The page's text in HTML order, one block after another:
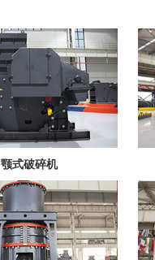
颚式破碎机